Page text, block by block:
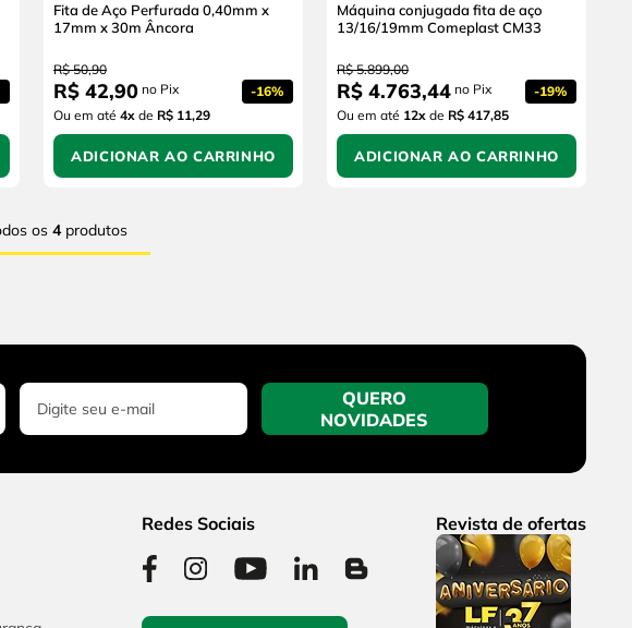
Fita de Aço Perfurada 0,40mm x
17mm x 30m Âncora
R$ 50,90
R$ 42,90 no Pix -16%
Ou em até 4x de R$ 11,29
ADICIONAR AO CARRINHO
Máquina conjugada fita de aço
13/16/19mm Comeplast CM33
R$ 5.899,00
R$ 4.763,44 no Pix -19%
Ou em até 12x de R$ 417,85
ADICIONAR AO CARRINHO
os 4produtos
QUERO
NOVIDADES
Redes Sociais Revista de ofertas